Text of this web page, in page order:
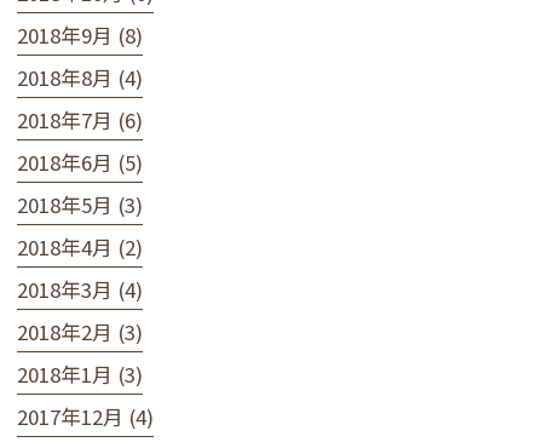
2018年9月 (8)
2018年8月 (4)
2018年7月 (6)
2018年6月 (5)
2018年5月 (3)
2018年4月 (2)
2018年3月 (4)
2018年2月 (3)
2018年1月 (3)
2017年12月 (4)